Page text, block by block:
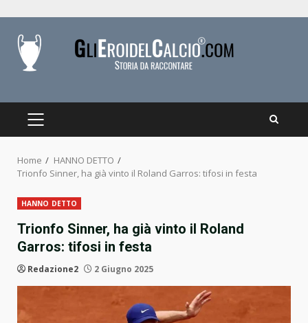
content
PRIMARY
Home
HANNO DETTO
Trionfo Sinner, ha già vinto il Roland Garros: tifosi in festa
HANNO DETTO
Trionfo Sinner, ha già vinto il Roland
Garros: tifosi in festa
Redazione2 2 Giugno 2025